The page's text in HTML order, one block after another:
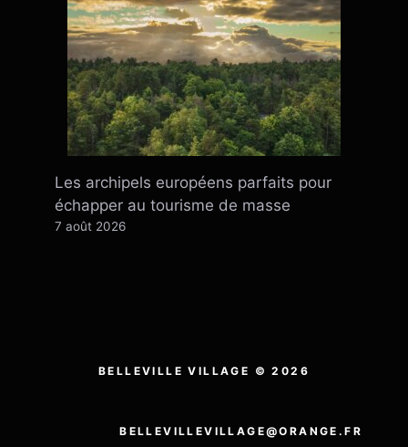
Les archipels européens parfaits pour
échapper au tourisme de masse
7 août 2026
BELLEVILLE VILLAGE © 2026
BELLEVILLEVILLAGE@ORANGE.FR